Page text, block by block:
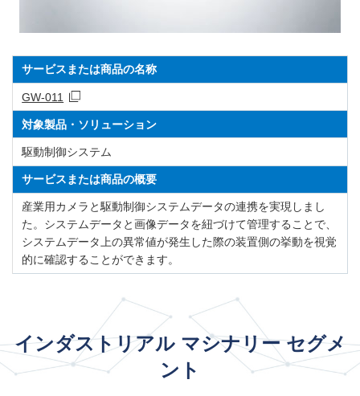
サービスまたは商品の名称
GW-011
対象製品・ソリューション
駆動制御システム
サービスまたは商品の概要
産業用カメラと駆動制御システムデータの連携を実現しまし
た。システムデータと画像データを紐づけて管理することで、
システムデータ上の異常値が発生した際の装置側の挙動を視覚
的に確認することができます。
インダストリアル マシナリー セグメ
ント